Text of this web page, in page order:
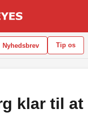
Nyhedsbrev Tip os
klar til at